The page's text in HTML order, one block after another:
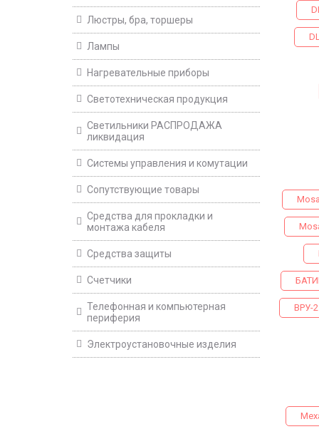
Люстры, бра, торшеры
Лампы
Нагревательные приборы
Светотехническая продукция
Светильники РАСПРОДАЖА
ликвидация
Системы управления и комутации
Сопутствующие товары
Средства для прокладки и
монтажа кабеля
Средства защиты
Счетчики
Телефонная и компьютерная
периферия
Электроустановочные изделия
ВРУ-